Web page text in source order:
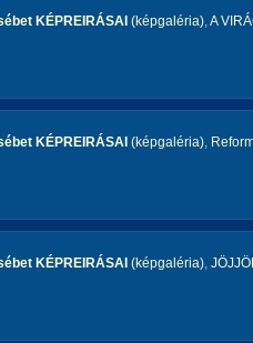
KÉPREIRÁSAI (képgaléria),A
KÉPREIRÁSAI (képgaléria),
KÉPREIRÁSAI (képgaléria),